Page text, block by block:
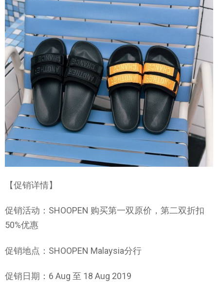
【促销详情】
促销活动：SHOOPEN 购买第一双原价，第二双折扣
50%优惠
促销地点：SHOOPEN Malaysia分行
促销日期：6 Aug 至 18 Aug 2019